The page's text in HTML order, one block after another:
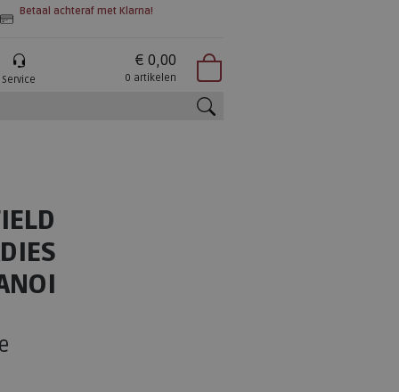
Betaal achteraf met Klarna!
Service
€ 0,00
0 artikelen